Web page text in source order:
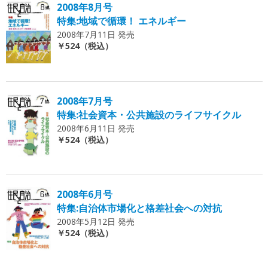
2008年8月号
特集:地域で循環！ エネルギー
2008年7月11日 発売
￥524（税込）
2008年7月号
特集:社会資本・公共施設のライフサイクル
2008年6月11日 発売
￥524（税込）
2008年6月号
特集:自治体市場化と格差社会への対抗
2008年5月12日 発売
￥524（税込）